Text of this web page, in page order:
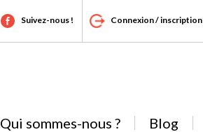
Suivez-nous ! Connexion / inscription
Qui sommes-nous ? Blog